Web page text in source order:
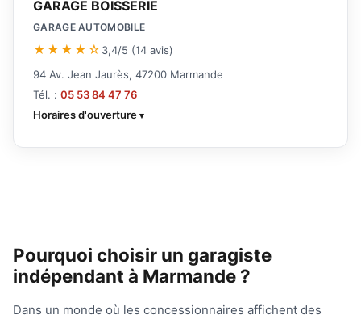
GARAGE BOISSERIE
GARAGE AUTOMOBILE
★★★★☆ 3,4/5 (14 avis)
94 Av. Jean Jaurès, 47200 Marmande
Tél. : 05 53 84 47 76
Horaires d'ouverture
Pourquoi choisir un garagiste
indépendant à Marmande ?
Dans un monde où les concessionnaires affichent des